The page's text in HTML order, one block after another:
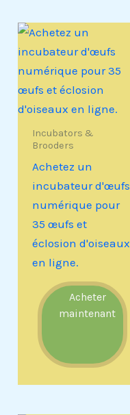
Incubators &
Brooders
Achetez un
incubateur d'œufs
numérique pour
35 œufs et
éclosion d'oiseaux
en ligne.
Acheter
maintenant